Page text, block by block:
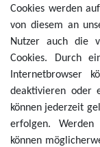
Cookies werden
von diesem an
Nutzer auch die
Cookies. Durch
Internetbrowser
deaktivieren oder
können jederzeit
erfolgen.
können